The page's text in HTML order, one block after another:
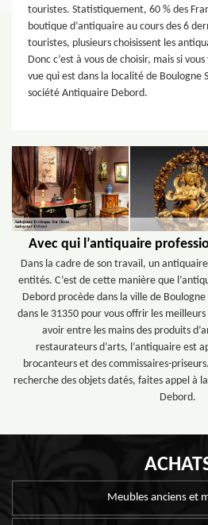
touristes. Statistiquement, 60 % des
boutique d’antiquaire au cours des 6
touristes, plusieurs choisissent les
Donc c’est à vous de choisir, mais si
vue qui est dans la localité de Boulogne
société Antiquaire Debord.
Avec qui l’antiquaire
Dans la cadre de son travail, un
entités. C’est de cette manière que
Debord procède dans la ville de
dans le 31350 pour vous offrir les
avoir entre les mains des produits
restaurateurs d’arts, l’antiquaire est
brocanteurs et des commissaires-
recherche des objets datés, faites appel à
Debord.
Meubles anciens et